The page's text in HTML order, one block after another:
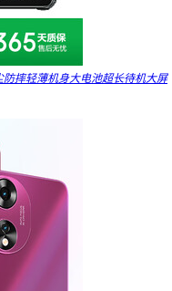
防摔轻薄机身大电池超长待机大屏